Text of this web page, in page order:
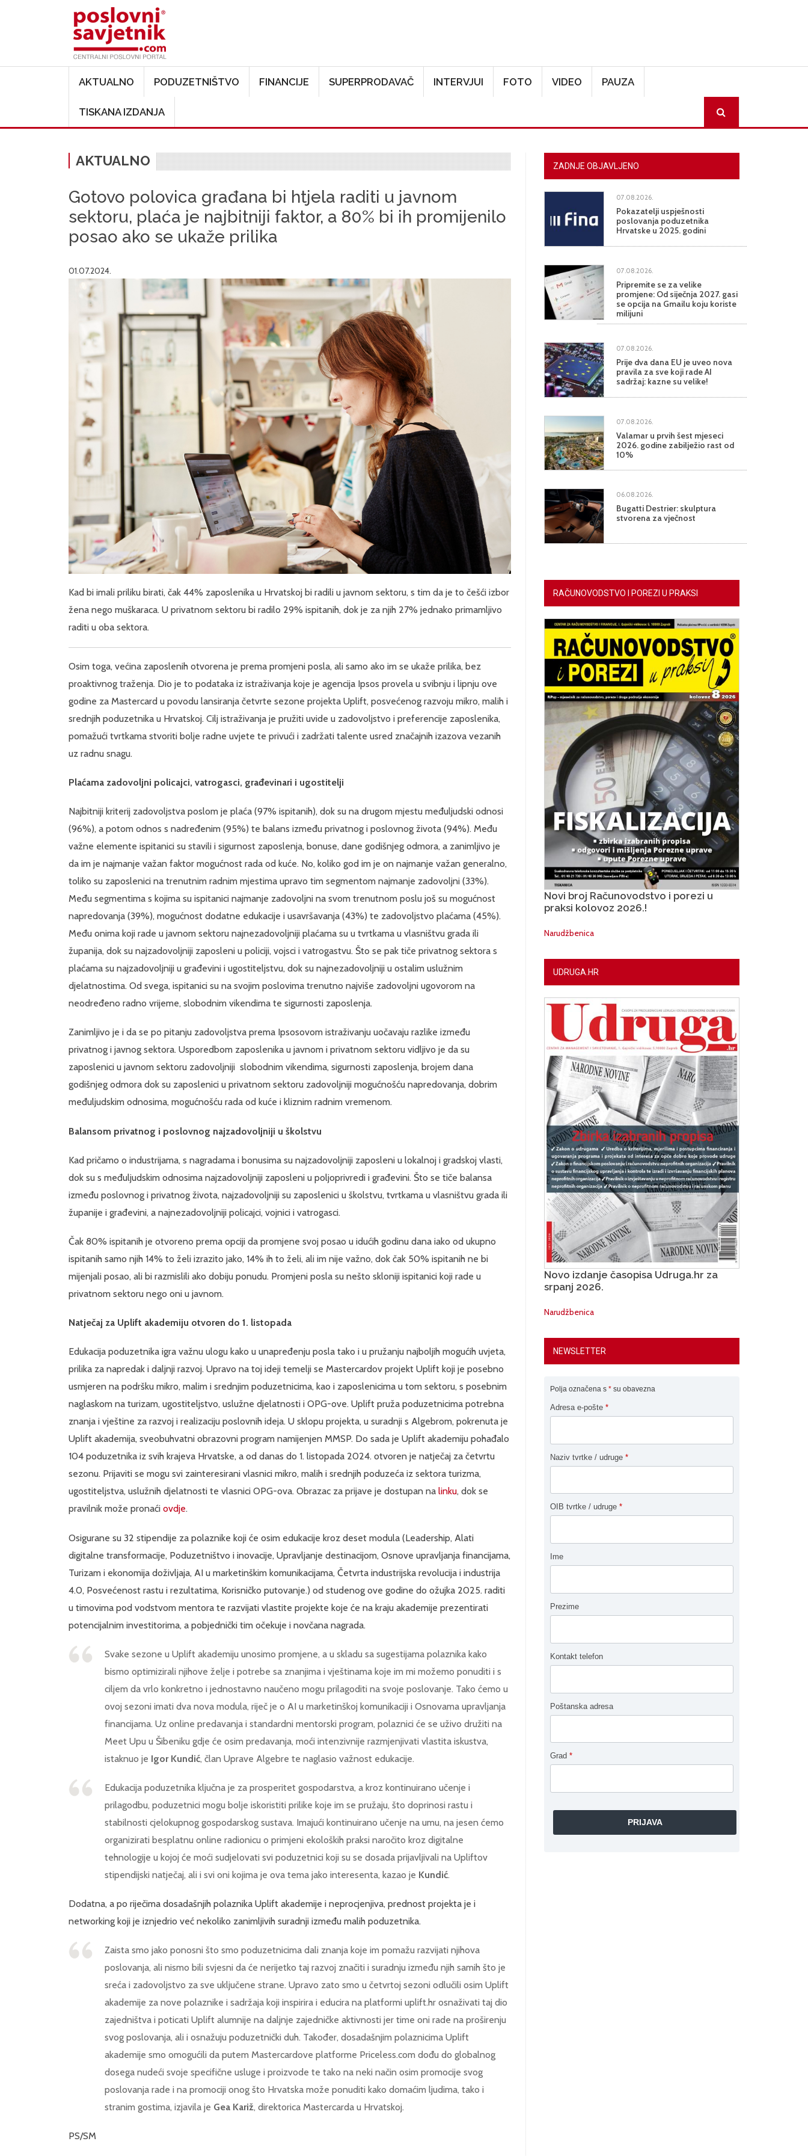
AKTUALNO PODUZETNIŠTVO FINANCIJE SUPERPRODAVAČ INTERVJUI FOTO VIDEO PAUZA
TISKANA IZDANJA
AKTUALNO
Gotovo polovica građana bi htjela raditi u javnom
sektoru, plaća je najbitniji faktor, a 80% bi ih promijenilo
posao ako se ukaže prilika
01.07.2024.
Kad bi imali priliku birati, čak 44% zaposlenika u Hrvatskoj bi radili u javnom sektoru, s tim da je to češći izbor
žena nego muškaraca. U privatnom sektoru bi radilo 29% ispitanih, dok je za njih 27% jednako primamljivo
raditi u oba sektora.
Osim toga, većina zaposlenih otvorena je prema promjeni posla, ali samo ako im se ukaže prilika, bez
proaktivnog traženja. Dio je to podataka iz istraživanja koje je agencija Ipsos provela u svibnju i lipnju ove
godine za Mastercard u povodu lansiranja četvrte sezone projekta Uplift, posvećenog razvoju mikro, malih i
srednjih poduzetnika u Hrvatskoj. Cilj istraživanja je pružiti uvide u zadovoljstvo i preferencije zaposlenika,
pomažući tvrtkama stvoriti bolje radne uvjete te privući i zadržati talente usred značajnih izazova vezanih
uz radnu snagu.
Plaćama zadovoljni policajci, vatrogasci, građevinari i ugostitelji
Najbitniji kriterij zadovoljstva poslom je plaća (97% ispitanih), dok su na drugom mjestu međuljudski odnosi
(96%), a potom odnos s nadređenim (95%) te balans između privatnog i poslovnog života (94%). Među
važne elemente ispitanici su stavili i sigurnost zaposlenja, bonuse, dane godišnjeg odmora, a zanimljivo je
da im je najmanje važan faktor mogućnost rada od kuće. No, koliko god im je on najmanje važan generalno,
toliko su zaposlenici na trenutnim radnim mjestima upravo tim segmentom najmanje zadovoljni (33%).
Među segmentima s kojima su ispitanici najmanje zadovoljni na svom trenutnom poslu još su mogućnost
napredovanja (39%), mogućnost dodatne edukacije i usavršavanja (43%) te zadovoljstvo plaćama (45%).
Među onima koji rade u javnom sektoru najnezadovoljniji plaćama su u tvrtkama u vlasništvu grada ili
županija, dok su najzadovoljniji zaposleni u policiji, vojsci i vatrogastvu. Što se pak tiče privatnog sektora s
plaćama su najzadovoljniji u građevini i ugostiteljstvu, dok su najnezadovoljniji u ostalim uslužnim
djelatnostima. Od svega, ispitanici su na svojim poslovima trenutno najviše zadovoljni ugovorom na
neodređeno radno vrijeme, slobodnim vikendima te sigurnosti zaposlenja.
Zanimljivo je i da se po pitanju zadovoljstva prema Ipsosovom istraživanju uočavaju razlike između
privatnog i javnog sektora. Usporedbom zaposlenika u javnom i privatnom sektoru vidljivo je da su
zaposlenici u javnom sektoru zadovoljniji slobodnim vikendima, sigurnosti zaposlenja, brojem dana
godišnjeg odmora dok su zaposlenici u privatnom sektoru zadovoljniji mogućnošću napredovanja, dobrim
međuljudskim odnosima, mogućnošću rada od kuće i kliznim radnim vremenom.
Balansom privatnog i poslovnog najzadovoljniji u školstvu
Kad pričamo o industrijama, s nagradama i bonusima su najzadovoljniji zaposleni u lokalnoj i gradskoj vlasti,
dok su s međuljudskim odnosima najzadovoljniji zaposleni u poljoprivredi i građevini. Što se tiče balansa
između poslovnog i privatnog života, najzadovoljniji su zaposlenici u školstvu, tvrtkama u vlasništvu grada ili
županije i građevini, a najnezadovoljniji policajci, vojnici i vatrogasci.
Čak 80% ispitanih je otvoreno prema opciji da promjene svoj posao u idućih godinu dana iako od ukupno
ispitanih samo njih 14% to želi izrazito jako, 14% ih to želi, ali im nije važno, dok čak 50% ispitanih ne bi
mijenjali posao, ali bi razmislili ako dobiju ponudu. Promjeni posla su nešto skloniji ispitanici koji rade u
privatnom sektoru nego oni u javnom.
Natječaj za Uplift akademiju otvoren do 1. listopada
Edukacija poduzetnika igra važnu ulogu kako u unapređenju posla tako i u pružanju najboljih mogućih uvjeta,
prilika za napredak i daljnji razvoj. Upravo na toj ideji temelji se Mastercardov projekt Uplift koji je posebno
usmjeren na podršku mikro, malim i srednjim poduzetnicima, kao i zaposlenicima u tom sektoru, s posebnim
naglaskom na turizam, ugostiteljstvo, uslužne djelatnosti i OPG-ove. Uplift pruža poduzetnicima potrebna
znanja i vještine za razvoj i realizaciju poslovnih ideja. U sklopu projekta, u suradnji s Algebrom, pokrenuta je
Uplift akademija, sveobuhvatni obrazovni program namijenjen MMSP. Do sada je Uplift akademiju pohađalo
104 poduzetnika iz svih krajeva Hrvatske, a od danas do 1. listopada 2024. otvoren je natječaj za četvrtu
sezonu. Prijaviti se mogu svi zainteresirani vlasnici mikro, malih i srednjih poduzeća iz sektora turizma,
ugostiteljstva, uslužnih djelatnosti te vlasnici OPG-ova. Obrazac za prijave je dostupan na linku, dok se
pravilnik može pronaći ovdje.
Osigurane su 32 stipendije za polaznike koji će osim edukacije kroz deset modula (Leadership, Alati
digitalne transformacije, Poduzetništvo i inovacije, Upravljanje destinacijom, Osnove upravljanja financijama,
Turizam i ekonomija doživljaja, AI u marketinškim komunikacijama, Četvrta industrijska revolucija i industrija
4.0, Posvećenost rastu i rezultatima, Korisničko putovanje.) od studenog ove godine do ožujka 2025. raditi
u timovima pod vodstvom mentora te razvijati vlastite projekte koje će na kraju akademije prezentirati
potencijalnim investitorima, a pobjednički tim očekuje i novčana nagrada.
Svake sezone u Uplift akademiju unosimo promjene, a u skladu sa sugestijama polaznika kako
bismo optimizirali njihove želje i potrebe sa znanjima i vještinama koje im mi možemo ponuditi i s
ciljem da vrlo konkretno i jednostavno naučeno mogu prilagoditi na svoje poslovanje. Tako ćemo u
ovoj sezoni imati dva nova modula, riječ je o AI u marketinškoj komunikaciji i Osnovama upravljanja
financijama. Uz online predavanja i standardni mentorski program, polaznici će se uživo družiti na
Meet Upu u Šibeniku gdje će osim predavanja, moći intenzivnije razmjenjivati vlastita iskustva,
istaknuo je Igor Kundić, član Uprave Algebre te naglasio važnost edukacije.
Edukacija poduzetnika ključna je za prosperitet gospodarstva, a kroz kontinuirano učenje i
prilagodbu, poduzetnici mogu bolje iskoristiti prilike koje im se pružaju, što doprinosi rastu i
stabilnosti cjelokupnog gospodarskog sustava. Imajući kontinuirano učenje na umu, na jesen ćemo
organizirati besplatnu online radionicu o primjeni ekoloških praksi naročito kroz digitalne
tehnologije u kojoj će moći sudjelovati svi poduzetnici koji su se dosada prijavljivali na Upliftov
stipendijski natječaj, ali i svi oni kojima je ova tema jako interesenta, kazao je Kundić.
Dodatna, a po riječima dosadašnjih polaznika Uplift akademije i neprocjenjiva, prednost projekta je i
networking koji je iznjedrio već nekoliko zanimljivih suradnji između malih poduzetnika.
Zaista smo jako ponosni što smo poduzetnicima dali znanja koje im pomažu razvijati njihova
poslovanja, ali nismo bili svjesni da će nerijetko taj razvoj značiti i suradnju između njih samih što je
sreća i zadovoljstvo za sve uključene strane. Upravo zato smo u četvrtoj sezoni odlučili osim Uplift
akademije za nove polaznike i sadržaja koji inspirira i educira na platformi uplift.hr osnaživati taj dio
zajedništva i poticati Uplift alumnije na daljnje zajedničke aktivnosti jer time oni rade na proširenju
svog poslovanja, ali i osnažuju poduzetnički duh. Također, dosadašnjim polaznicima Uplift
akademije smo omogućili da putem Mastercardove platforme Priceless.com dođu do globalnog
dosega nudeći svoje specifične usluge i proizvode te tako na neki način osim promocije svog
poslovanja rade i na promociji onog što Hrvatska može ponuditi kako domaćim ljudima, tako i
stranim gostima, izjavila je Gea Kariž, direktorica Mastercarda u Hrvatskoj.
PS/SM
ZADNJE OBJAVLJENO
07.08.2026.
Pokazatelji uspješnosti
poslovanja poduzetnika
Hrvatske u 2025. godini
07.08.2026.
Pripremite se za velike
promjene: Od siječnja 2027. gasi
se opcija na Gmailu koju koriste
milijuni
07.08.2026.
Prije dva dana EU je uveo nova
pravila za sve koji rade AI
sadržaj: kazne su velike!
07.08.2026.
Valamar u prvih šest mjeseci
2026. godine zabilježio rast od
10%
06.08.2026.
Bugatti Destrier: skulptura
stvorena za vječnost
RAČUNOVODSTVO I POREZI U PRAKSI
Novi broj Računovodstvo i porezi u
praksi kolovoz 2026.!
Narudžbenica
UDRUGA.HR
Novo izdanje časopisa Udruga.hr za
srpanj 2026.
Narudžbenica
NEWSLETTER
Polja označena s * su obavezna
Adresa e-pošte *
Naziv tvrtke / udruge *
OIB tvrtke / udruge *
Ime
Prezime
Kontakt telefon
Poštanska adresa
Grad *